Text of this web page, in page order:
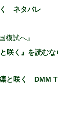
ネタバレ
模試へ』
咲く』を読む
と咲く DMM